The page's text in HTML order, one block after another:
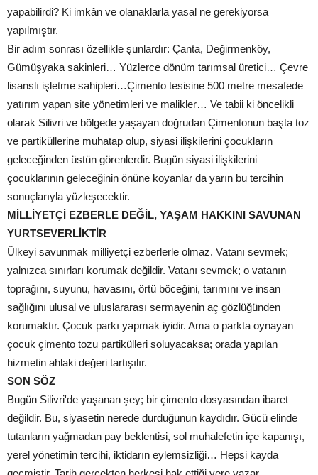
yapabilirdi? Ki imkân ve olanaklarla yasal ne gerekiyorsa
yapılmıştır.
Bir adım sonrası özellikle şunlardır: Çanta, Değirmenköy,
Gümüşyaka sakinleri… Yüzlerce dönüm tarımsal üretici… Çevre
lisanslı işletme sahipleri…Çimento tesisine 500 metre mesafede
yatırım yapan site yönetimleri ve malikler… Ve tabii ki öncelikli
olarak Silivri ve bölgede yaşayan doğrudan Çimentonun başta toz
ve partiküllerine muhatap olup, siyasi ilişkilerini çocukların
geleceğinden üstün görenlerdir. Bugün siyasi ilişkilerini
çocuklarının geleceğinin önüne koyanlar da yarın bu tercihin
sonuçlarıyla yüzleşecektir.
MİLLİYETÇİ EZBERLE DEĞİL, YAŞAM HAKKINI SAVUNAN
YURTSEVERLİKTİR
Ülkeyi savunmak milliyetçi ezberlerle olmaz. Vatanı sevmek;
yalnızca sınırları korumak değildir. Vatanı sevmek; o vatanın
toprağını, suyunu, havasını, örtü böceğini, tarımını ve insan
sağlığını ulusal ve uluslararası sermayenin aç gözlüğünden
korumaktır. Çocuk parkı yapmak iyidir. Ama o parkta oynayan
çocuk çimento tozu partikülleri soluyacaksa; orada yapılan
hizmetin ahlaki değeri tartışılır.
SON SÖZ
Bugün Silivri'de yaşanan şey; bir çimento dosyasından ibaret
değildir. Bu, siyasetin nerede durduğunun kaydıdır. Gücü elinde
tutanların yağmadan pay beklentisi, sol muhalefetin içe kapanışı,
yerel yönetimin tercihi, iktidarın eylemsizliği… Hepsi kayda